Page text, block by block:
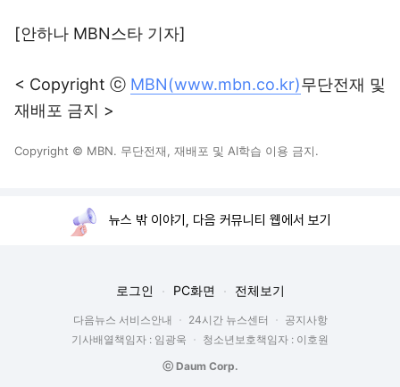
[안하나 MBN스타 기자]
< Copyright ⓒ MBN(www.mbn.co.kr)무단전재 및
재배포 금지 >
Copyright © MBN. 무단전재, 재배포 및 AI학습 이용 금지.
뉴스 밖 이야기, 다음 커뮤니티 웹에서 보기
로그인 PC화면 전체보기
다음뉴스 서비스안내 24시간 뉴스센터
공지사항
기사배열책임자 : 임광욱
청소년보호책임자 : 이호원
ⓒ Daum Corp.